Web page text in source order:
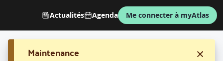
Actualités Agenda Me connecter à myAtlas
Maintenance